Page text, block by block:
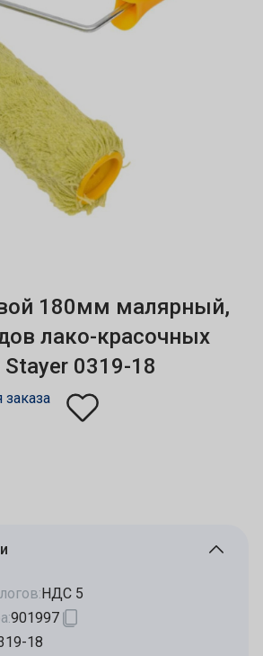
180мм малярный,
лако-красочных
0319-18
заказа
НДС 5
901997
18